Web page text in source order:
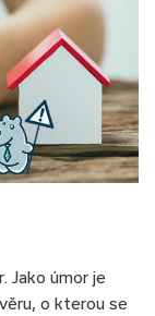
Jako úmor je
o kterou se